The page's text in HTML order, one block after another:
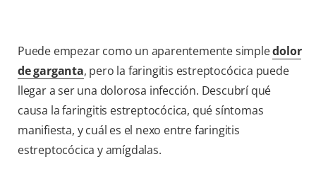
Puede empezar como un aparentemente simpledolor
de garganta, pero la faringitis estreptocócica puede
llegar a ser una dolorosa infección. Descubrí qué
causa la faringitis estreptocócica, qué síntomas
manifiesta, y cuál es el nexo entre faringitis
estreptocócica y amígdalas.